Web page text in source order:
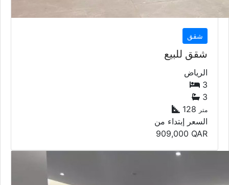
شقق
شقق للبيع
الرياض
3
3
128
متر
السعر إبتداء من
909,000 QAR